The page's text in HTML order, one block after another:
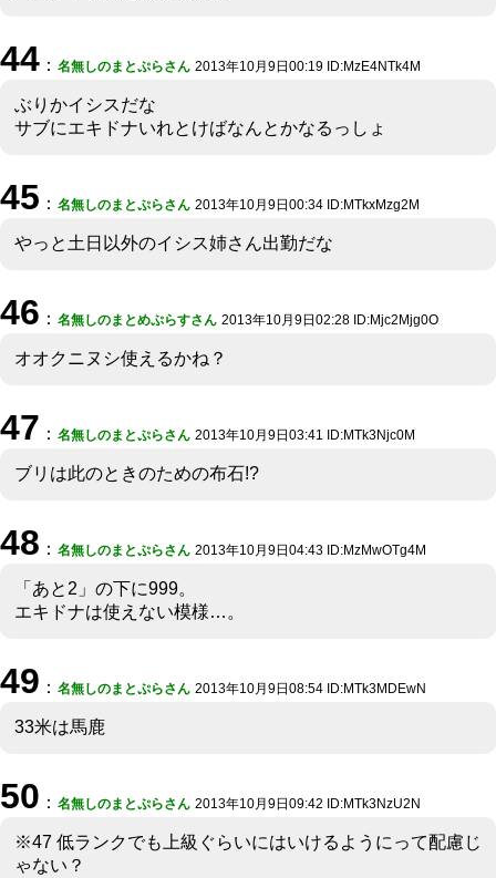
44 ： 名無しのまとぷらさん 2013年10月9日00:19 ID:MzE4NTk4M
ぶりかイシスだな
サブにエキドナいれとけばなんとかなるっしょ
45 ： 名無しのまとぷらさん 2013年10月9日00:34 ID:MTkxMzg2M
やっと土日以外のイシス姉さん出勤だな
46 ： 名無しのまとめぷらすさん 2013年10月9日02:28 ID:Mjc2Mjg0O
オオクニヌシ使えるかね？
47 ： 名無しのまとぷらさん 2013年10月9日03:41 ID:MTk3Njc0M
ブリは此のときのための布石!?
48 ： 名無しのまとぷらさん 2013年10月9日04:43 ID:MzMwOTg4M
「あと2」の下に999。
エキドナは使えない模様…。
49 ： 名無しのまとぷらさん 2013年10月9日08:54 ID:MTk3MDEwN
33米は馬鹿
50 ： 名無しのまとぷらさん 2013年10月9日09:42 ID:MTk3NzU2N
※47 低ランクでも上級ぐらいにはいけるようにって配慮じ
ゃない？